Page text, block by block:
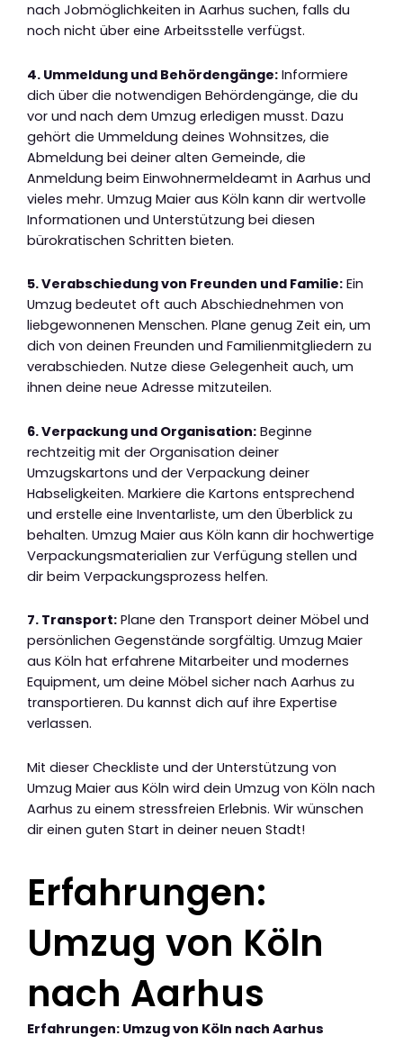
nach Jobmöglichkeiten in Aarhus suchen, falls du
noch nicht über eine Arbeitsstelle verfügst.
4. Ummeldung und Behördengänge: Informiere
dich über die notwendigen Behördengänge, die du
vor und nach dem Umzug erledigen musst. Dazu
gehört die Ummeldung deines Wohnsitzes, die
Abmeldung bei deiner alten Gemeinde, die
Anmeldung beim Einwohnermeldeamt in Aarhus und
vieles mehr. Umzug Maier aus Köln kann dir wertvolle
Informationen und Unterstützung bei diesen
bürokratischen Schritten bieten.
5. Verabschiedung von Freunden und Familie: Ein
Umzug bedeutet oft auch Abschiednehmen von
liebgewonnenen Menschen. Plane genug Zeit ein, um
dich von deinen Freunden und Familienmitgliedern zu
verabschieden. Nutze diese Gelegenheit auch, um
ihnen deine neue Adresse mitzuteilen.
6. Verpackung und Organisation: Beginne
rechtzeitig mit der Organisation deiner
Umzugskartons und der Verpackung deiner
Habseligkeiten. Markiere die Kartons entsprechend
und erstelle eine Inventarliste, um den Überblick zu
behalten. Umzug Maier aus Köln kann dir hochwertige
Verpackungsmaterialien zur Verfügung stellen und
dir beim Verpackungsprozess helfen.
7. Transport: Plane den Transport deiner Möbel und
persönlichen Gegenstände sorgfältig. Umzug Maier
aus Köln hat erfahrene Mitarbeiter und modernes
Equipment, um deine Möbel sicher nach Aarhus zu
transportieren. Du kannst dich auf ihre Expertise
verlassen.
Mit dieser Checkliste und der Unterstützung von
Umzug Maier aus Köln wird dein Umzug von Köln nach
Aarhus zu einem stressfreien Erlebnis. Wir wünschen
dir einen guten Start in deiner neuen Stadt!
Erfahrungen:
Umzug von Köln
nach Aarhus
Erfahrungen: Umzug von Köln nach Aarhus